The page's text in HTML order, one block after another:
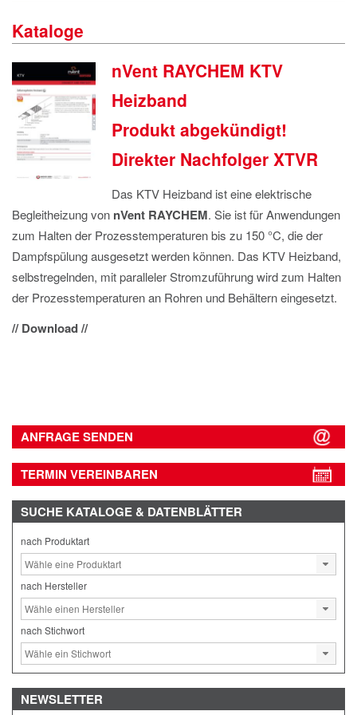
DATENSCHUTZ
Kataloge
nVent RAYCHEM KTV
Heizband
Produkt abgekündigt!
Direkter Nachfolger XTVR
Das KTV Heizband ist eine elektrische
Begleitheizung von nVent RAYCHEM. Sie ist für Anwendungen
zum Halten der Prozesstemperaturen bis zu 150 °C, die der
Dampfspülung ausgesetzt werden können. Das KTV Heizband,
selbstregelnden, mit paralleler Stromzuführung wird zum Halten
der Prozesstemperaturen an Rohren und Behältern eingesetzt.
// Download //
ANFRAGE SENDEN
TERMIN VEREINBAREN
SUCHE KATALOGE & DATENBLÄTTER
nach Produktart
nach Hersteller
nach Stichwort
NEWSLETTER